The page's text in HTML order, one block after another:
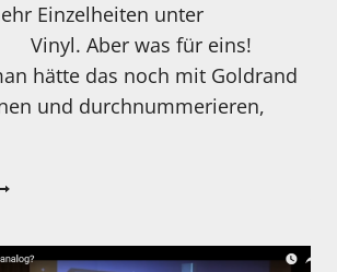
Einzelheiten unter
Vinyl. Aber was für eins!
hätte das noch mit Goldrand
und durchnummerieren,